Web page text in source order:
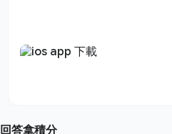
回答拿積分